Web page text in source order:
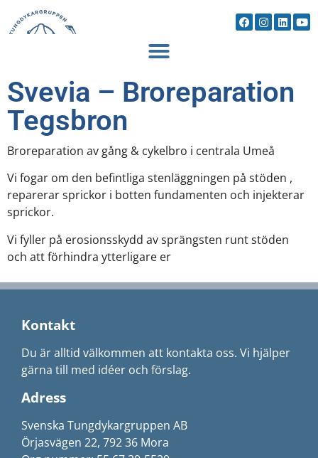
Svevia – Broreparation
Tegsbron
Broreparation av gång & cykelbro i centrala Umeå
Vi fogar om den befintliga stenläggningen på stöden ,
reparerar sprickor i botten fundamenten och injekterar
sprickor.
Vi fyller på erosionsskydd av sprängsten runt stöden
och att förhindra ytterligare er
Kontakt
Du är alltid välkommen att kontakta oss. Vi hjälper
gärna till med idéer och förslag.
Adress
Svenska Tungdykargruppen AB
Örjasvägen 22, 792 36 Mora